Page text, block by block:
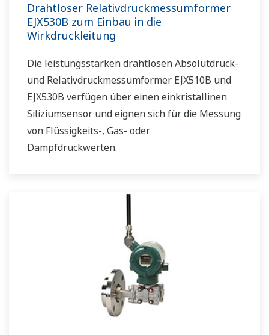
Drahtloser Relativdruckmessumformer
EJX530B zum Einbau in die
Wirkdruckleitung
Die leistungsstarken drahtlosen Absolutdruck-
und Relativdruckmessumformer EJX510B und
EJX530B verfügen über einen einkristallinen
Siliziumsensor und eignen sich für die Messung
von Flüssigkeits-, Gas- oder
Dampfdruckwerten.